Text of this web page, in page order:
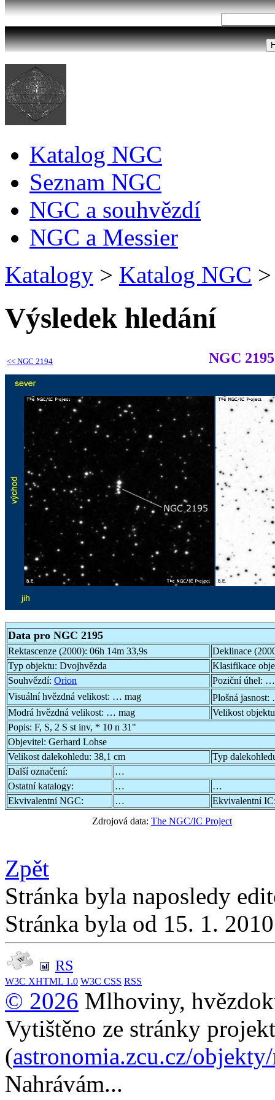
Katalog NGC
Seznam NGC
NGC a souhvězdí
NGC a Messier
Katalogy > Katalog NGC >
Výsledek hledání
<< NGC 2194 NGC 2195
Data pro NGC 2195
Rektascenze (2000): 06h 14m 33,9s
Deklinace
Typ objektu: Dvojhvězda
Klasifikace
Souhvězdí: Orion Poziční úhel: …
Visuální hvězdná velikost: … mag Plošná jasnost:
Modrá hvězdná velikost: … mag
Velikost
Popis: F, S, 2 S st inv, * 10 n 31"
Objevitel: Gerhard Lohse
Velikost dalekohledu: 38,1 cm
Typ
Další označení:
…
Ostatní katalogy:
…
…
Ekvivalentní NGC:
…
Ekvivalentní
Zdrojová data: The NGC/IC Project
Zpět
Stránka byla naposledy
Stránka byla od 15. 1.
RS
W3C XHTML 1.0 W3C CSS RSS
© 2026 Mlhoviny,
Vytištěno ze stránky
(astronomia.zcu.cz/
Nahrávám...